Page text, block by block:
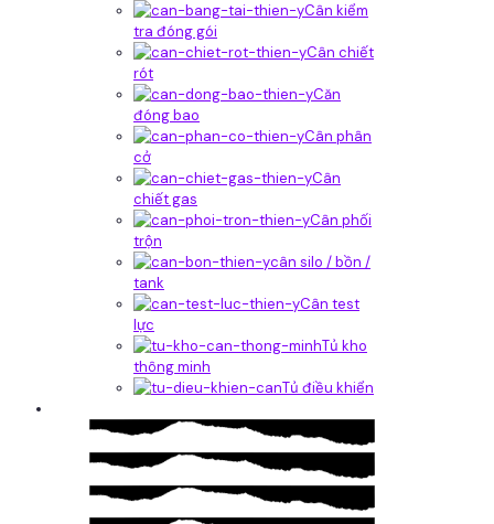
Cân kiểm
tra đóng gói
Cân chiết
rót
Căn
đóng bao
Cân phân
cở
Cân
chiết gas
Cân phối
trộn
cân silo / bồn /
tank
Cân test
lực
Tủ kho
thông minh
Tủ điều khiển